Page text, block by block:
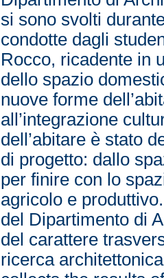
si sono svolti
condotte dagli
Rocco, ricadente in
dello spazio
nuove forme
all’integrazione
dell’abitare è stato
di progetto: dallo
per finire con lo
agricolo e
del Dipartimento di
del carattere
ricerca